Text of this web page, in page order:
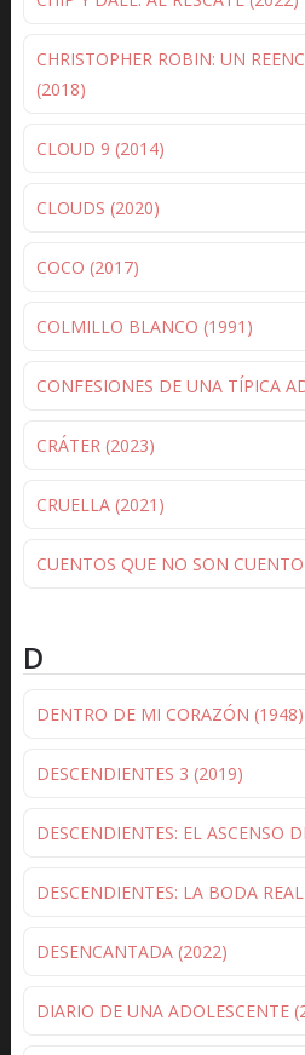
CHRISTOPHER ROBIN: UN
(2018)
CLOUD 9 (2014)
CLOUDS (2020)
COCO (2017)
COLMILLO BLANCO (1991)
CONFESIONES DE UNA TÍPICA
CRÁTER (2023)
CRUELLA (2021)
CUENTOS QUE NO SON
D
DENTRO DE MI CORAZÓN (1948)
DESCENDIENTES 3 (2019)
DESCENDIENTES: EL ASCENSO
DESCENDIENTES: LA BODA
DESENCANTADA (2022)
DIARIO DE UNA ADOLESCENTE